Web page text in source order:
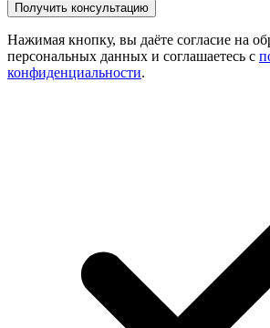
Нажимая кнопку, вы даёте согласие на
персональных данных и соглашаетесь с
конфиденциальности.